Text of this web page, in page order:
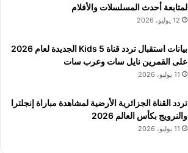
لمتابعة أحدث المسلسلات والأفلام
12 يوليو، 2026
بيانات استقبال تردد قناة 5 Kids الجديدة لعام 2026
على القمرين نايل سات وعرب سات
11 يوليو، 2026
تردد القناة الجزائرية الأرضية لمشاهدة مباراة إنجلترا
والنرويج بكأس العالم 2026
11 يوليو، 2026